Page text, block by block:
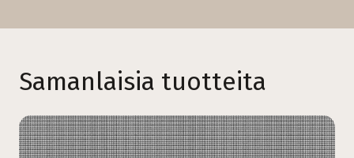
Samanlaisia tuotteita